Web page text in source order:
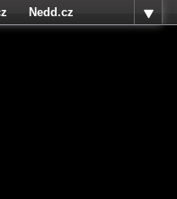
Nedd.cz